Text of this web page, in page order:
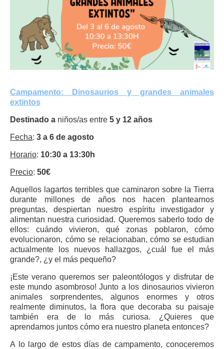
Campamento: Dinosaurios y grandes animales
extintos
Destinado a niños/as entre 5 y 12 años
Fecha: 3 a 6 de agosto
Horario: 10:30 a 13:30h
Precio: 50€
Aquellos lagartos terribles que caminaron sobre la Tierra
durante millones de años nos hacen plantearnos
preguntas, despiertan nuestro espíritu investigador y
alimentan nuestra curiosidad. Queremos saberlo todo de
ellos: cuándo vivieron, qué zonas poblaron, cómo
evolucionaron, cómo se relacionaban, cómo se estudian
actualmente los nuevos hallazgos, ¿cuál fue el más
grande?, ¿y el más pequeño?
¡Este verano queremos ser paleontólogos y disfrutar de
este mundo asombroso! Junto a los dinosaurios vivieron
animales sorprendentes, algunos enormes y otros
realmente diminutos, la flora que decoraba su paisaje
también era de lo más curiosa. ¿Quieres que
aprendamos juntos cómo era nuestro planeta entonces?
A lo largo de estos días de campamento, conoceremos